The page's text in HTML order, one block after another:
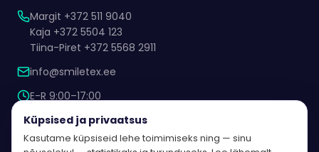
Margit +372 511 9040
Kaja +372 5504 123
Tiina-Piret +372 5568 2911
info@smiletex.ee
E-R 9:00–17:00
Küpsised ja privaatsus
Kasutame küpsiseid lehe toimimiseks ning — sinu